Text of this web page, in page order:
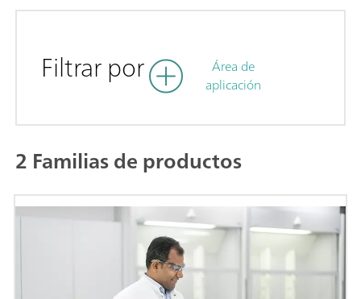
Filtrar por
Área de
aplicación
2 Familias de productos